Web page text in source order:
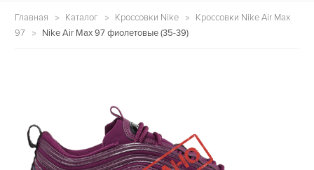
Главная Каталог Кроссовки Nike
Кроссовки Nike Air Max
97
Nike Air Max 97 фиолетовые (35-39)